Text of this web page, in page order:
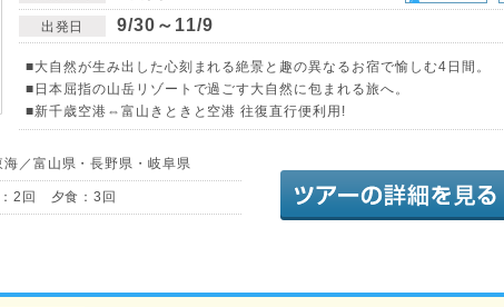
出発日 9/30～11/9
■大自然が生み出した心刻まれる絶景と趣の異なるお宿で愉しむ4日間。
■日本屈指の山岳リゾートで過ごす大自然に包まれる旅へ。
■新千歳空港⇔富山きときと空港 往復直行便利用!
／富山県・長野県・岐阜県
2回 夕食：3回